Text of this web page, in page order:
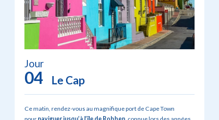
Jour
04 Le Cap
Ce matin, rendez-vous au magnifique port de Cape Town